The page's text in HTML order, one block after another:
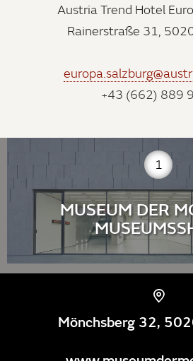
Austria Trend Hotel
Rainerstraße 31,
+43 (662) 889
1
MUSEUM DER
Mönchsberg 32,